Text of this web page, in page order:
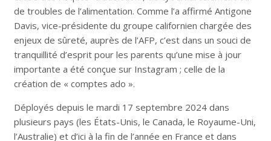
de troubles de l’alimentation. Comme l’a affirmé Antigone
Davis, vice-présidente du groupe californien chargée des
enjeux de sûreté, auprès de l’AFP, c’est dans un souci de
tranquillité d’esprit pour les parents qu’une mise à jour
importante a été conçue sur Instagram ; celle de la
création de « comptes ado ».
Déployés depuis le mardi 17 septembre 2024 dans
plusieurs pays (les États-Unis, le Canada, le Royaume-Uni,
l’Australie) et d’ici à la fin de l’année en France et dans